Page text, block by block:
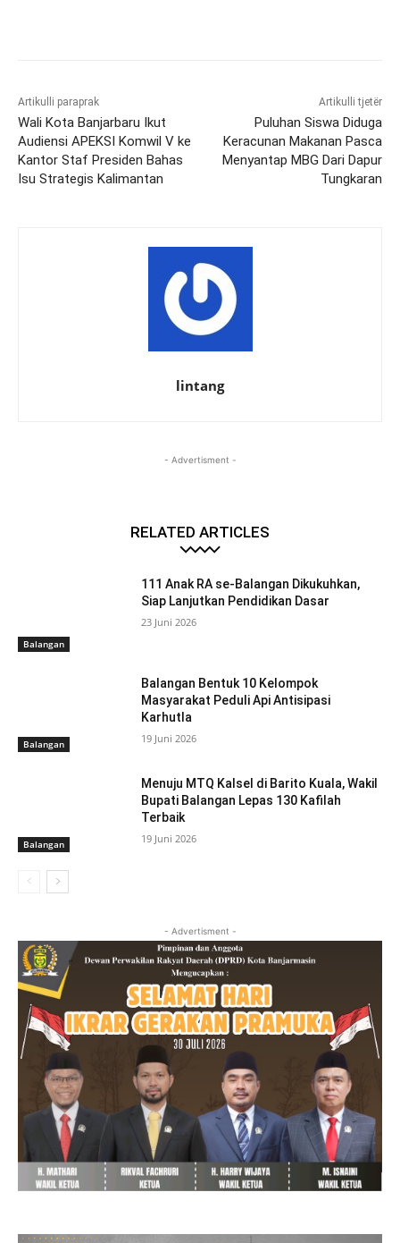
Artikulli paraprak
Wali Kota Banjarbaru Ikut
Audiensi APEKSI Komwil V ke
Kantor Staf Presiden Bahas
Isu Strategis Kalimantan
Artikulli tjetër
Puluhan Siswa Diduga
Keracunan Makanan Pasca
Menyantap MBG Dari Dapur
Tungkaran
lintang
- Advertisment -
RELATED ARTICLES
Balangan
111 Anak RA se-Balangan Dikukuhkan,
Siap Lanjutkan Pendidikan Dasar
23 Juni 2026
Balangan
Balangan Bentuk 10 Kelompok
Masyarakat Peduli Api Antisipasi
Karhutla
19 Juni 2026
Balangan
Menuju MTQ Kalsel di Barito Kuala, Wakil
Bupati Balangan Lepas 130 Kafilah
Terbaik
19 Juni 2026
- Advertisment -